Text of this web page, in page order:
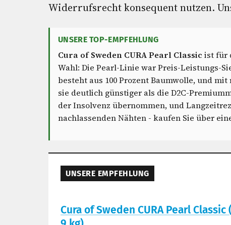
Widerrufsrecht konsequent nutzen.
UNSERE TOP-EMPFEHLUNG
Cura of Sweden CURA Pearl Classic ist für
Wahl: Die Pearl-Linie war Preis-Leistungs-
besteht aus 100 Prozent Baumwolle, und
sie deutlich günstiger als die D2C-
der Insolvenz übernommen, und
nachlassenden Nähten - kaufen Sie über
UNSERE EMPFEHLUNG
Cura of Sweden CURA Pearl Classic